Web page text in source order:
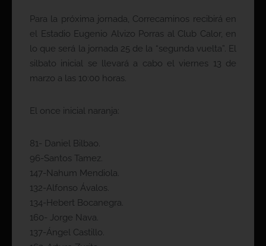
Para la próxima jornada, Correcaminos recibirá en
el Estadio Eugenio Alvizo Porras al Club Calor, en
lo que será la jornada 25 de la “segunda vuelta”. El
silbato inicial se llevará a cabo el viernes 13 de
marzo a las 10:00 horas.
El once inicial naranja:
81- Daniel Bilbao.
96-Santos Tamez.
147-Nahum Mendiola.
132-Alfonso Ávalos.
134-Hebert Bocanegra.
160- Jorge Nava.
137-Ángel Castillo.